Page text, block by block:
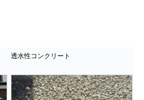
透水性コンクリート